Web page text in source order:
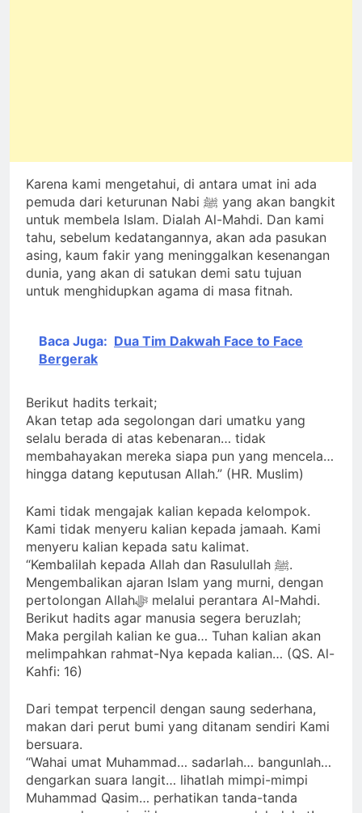
Karena kami mengetahui, di antara umat ini ada
pemuda dari keturunan Nabi ﷺ yang akan bangkit
untuk membela Islam. Dialah Al-Mahdi. Dan kami
tahu, sebelum kedatangannya, akan ada pasukan
asing, kaum fakir yang meninggalkan kesenangan
dunia, yang akan di satukan demi satu tujuan
untuk menghidupkan agama di masa fitnah.
Baca Juga: Dua Tim Dakwah Face to Face
Bergerak
Berikut hadits terkait;
Akan tetap ada segolongan dari umatku yang
selalu berada di atas kebenaran… tidak
membahayakan mereka siapa pun yang mencela…
hingga datang keputusan Allah.” (HR. Muslim)
Kami tidak mengajak kalian kepada kelompok.
Kami tidak menyeru kalian kepada jamaah. Kami
menyeru kalian kepada satu kalimat.
“Kembalilah kepada Allah dan Rasulullah ﷺ.
Mengembalikan ajaran Islam yang murni, dengan
pertolongan Allahﷻ melalui perantara Al-Mahdi.
Berikut hadits agar manusia segera beruzlah;
Maka pergilah kalian ke gua… Tuhan kalian akan
melimpahkan rahmat-Nya kepada kalian… (QS. Al-
Kahfi: 16)
Dari tempat terpencil dengan saung sederhana,
makan dari perut bumi yang ditanam sendiri Kami
bersuara.
“Wahai umat Muhammad… sadarlah… bangunlah…
dengarkan suara langit… lihatlah mimpi-mimpi
Muhammad Qasim… perhatikan tanda-tanda